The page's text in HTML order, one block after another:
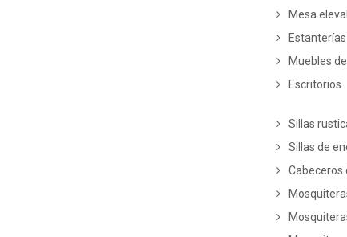
Mesa
Estanterías
Muebles
Escritorios
Sillas
Sillas de
Cabeceros